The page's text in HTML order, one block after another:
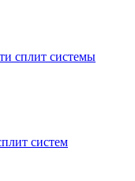
сплит системы
систем